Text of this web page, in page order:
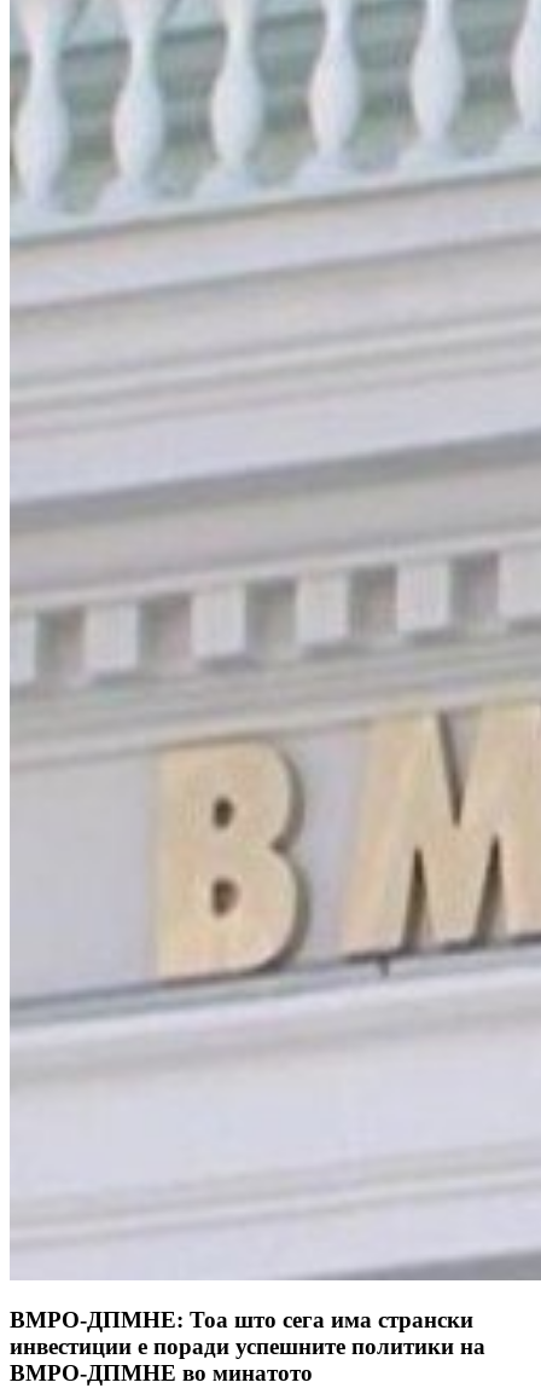
ВМРО-ДПМНЕ: Тоа што сега има странски
инвестиции е поради успешните политики на
ВМРО-ДПМНЕ во минатото